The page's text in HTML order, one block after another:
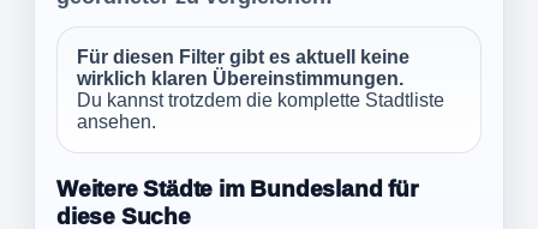
Für diesen Filter gibt es aktuell keine
wirklich klaren Übereinstimmungen.
Du kannst trotzdem die komplette Stadtliste
ansehen.
Weitere Städte im Bundesland für
diese Suche